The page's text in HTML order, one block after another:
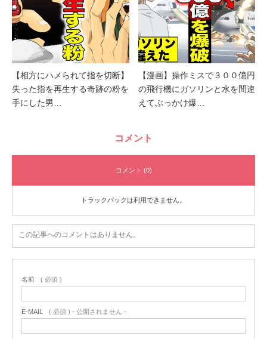
【相方にハメられて指を切断】
失った指を再生する奇跡の粉を
手にした男…
【漫画】操作ミスで３００億円
の飛行機にガソリンと水を間違
えてぶっかけ爆…
コメント
コメント (0)
トラックバックは利用できません。
この記事へのコメントはありません。
名前 ( 必須 )
E-MAIL ( 必須 ) - 公開されません -